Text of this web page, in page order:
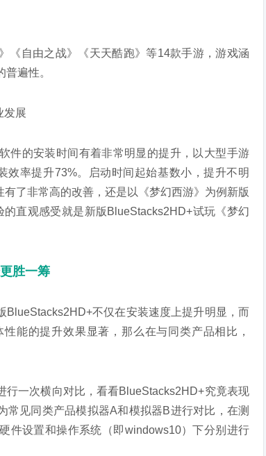
《自由之战》《天天酷跑》等14款手游，游戏涵
遍性。
件的安装时间有着非常明显的提升，以大型手游
效率提升73%。启动时间起始基数小，提升不明
了非常高的改善，还是以《梦幻西游》为例新版
直观感受就是新版BlueStacks2HD+试玩《梦幻
胜一筹
不仅在安装速度上提升明显，而
能的提升效果显著，那么在与同类产品相比，
一次横向对比，看看BlueStacks2HD+究竟表现
见同类产品模拟器A和模拟器B进行对比，在测
件设置和操作系统（即windows10）下分别进行